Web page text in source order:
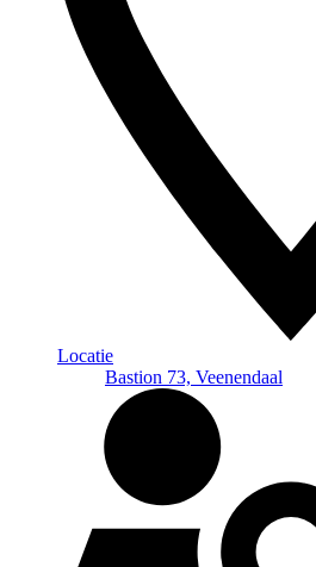
Locatie
Bastion 73, Veenendaal